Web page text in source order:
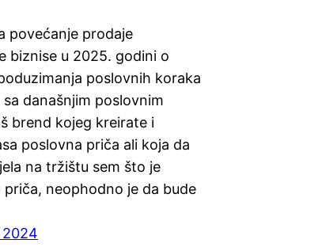
povećanje prodaje
biznise u 2025. godini o
poslovnih koraka
sa današnjim poslovnim
brend kojeg kreirate i
poslovna priča ali koja da
na tržištu sem što je
priča, neophodno je da bude
2024